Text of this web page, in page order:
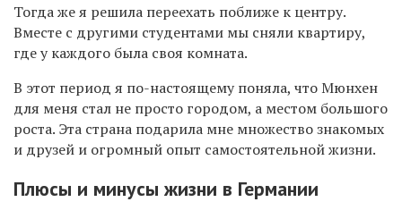
Тогда же я решила переехать поближе к центру.
Вместе с другими студентами мы сняли квартиру,
где у каждого была своя комната.
В этот период я по-настоящему поняла, что Мюнхен
для меня стал не просто городом, а местом большого
роста. Эта страна подарила мне множество знакомых
и друзей и огромный опыт самостоятельной жизни.
Плюсы и минусы жизни в Германии